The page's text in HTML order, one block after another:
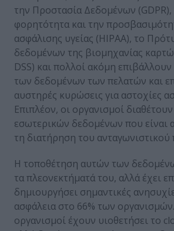
την Προστασία Δεδομένων (GDPR),
φορητότητα και την
ασφάλισης υγείας (HIPAA), το
δεδομένων της βιομηχανίας
DSS) και πολλοί ακόμη
των δεδομένων των πελατών και
αυστηρές κυρώσεις για αστοχίες
Επιπλέον, οι οργανισμοί
εσωτερικών δεδομένων που είναι
τη διατήρηση του ανταγωνιστικού
Η τοποθέτηση αυτών των
τα πλεονεκτήματά του, αλλά έχει
δημιουργήσει σημαντικές
ασφάλεια στο 66% των
οργανισμοί έχουν υιοθετήσει το